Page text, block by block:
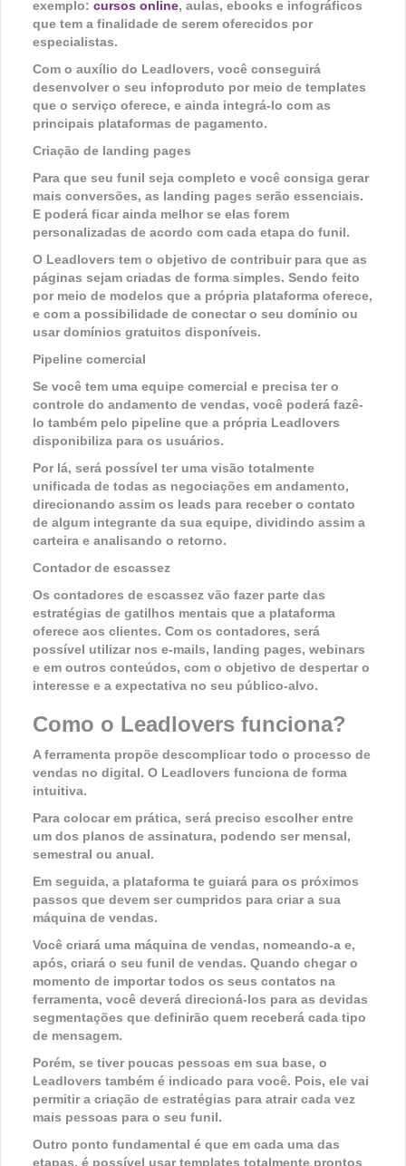
exemplo: cursos online, aulas, ebooks e infográficos
que tem a finalidade de serem oferecidos por
especialistas.
Com o auxílio do Leadlovers, você conseguirá
desenvolver o seu infoproduto por meio de templates
que o serviço oferece, e ainda integrá-lo com as
principais plataformas de pagamento.
Criação de landing pages
Para que seu funil seja completo e você consiga gerar
mais conversões, as landing pages serão essenciais.
E poderá ficar ainda melhor se elas forem
personalizadas de acordo com cada etapa do funil.
O Leadlovers tem o objetivo de contribuir para que as
páginas sejam criadas de forma simples. Sendo feito
por meio de modelos que a própria plataforma oferece,
e com a possibilidade de conectar o seu domínio ou
usar domínios gratuitos disponíveis.
Pipeline comercial
Se você tem uma equipe comercial e precisa ter o
controle do andamento de vendas, você poderá fazê-
lo também pelo pipeline que a própria Leadlovers
disponibiliza para os usuários.
Por lá, será possível ter uma visão totalmente
unificada de todas as negociações em andamento,
direcionando assim os leads para receber o contato
de algum integrante da sua equipe, dividindo assim a
carteira e analisando o retorno.
Contador de escassez
Os contadores de escassez vão fazer parte das
estratégias de gatilhos mentais que a plataforma
oferece aos clientes. Com os contadores, será
possível utilizar nos e-mails, landing pages, webinars
e em outros conteúdos, com o objetivo de despertar o
interesse e a expectativa no seu público-alvo.
Como o Leadlovers funciona?
A ferramenta propõe descomplicar todo o processo de
vendas no digital. O Leadlovers funciona de forma
intuitiva.
Para colocar em prática, será preciso escolher entre
um dos planos de assinatura, podendo ser mensal,
semestral ou anual.
Em seguida, a plataforma te guiará para os próximos
passos que devem ser cumpridos para criar a sua
máquina de vendas.
Você criará uma máquina de vendas, nomeando-a e,
após, criará o seu funil de vendas. Quando chegar o
momento de importar todos os seus contatos na
ferramenta, você deverá direcioná-los para as devidas
segmentações que definirão quem receberá cada tipo
de mensagem.
Porém, se tiver poucas pessoas em sua base, o
Leadlovers também é indicado para você. Pois, ele vai
permitir a criação de estratégias para atrair cada vez
mais pessoas para o seu funil.
Outro ponto fundamental é que em cada uma das
etapas, é possível usar templates totalmente prontos